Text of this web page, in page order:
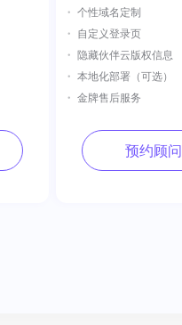
个性域名定制
自定义登录页
隐藏伙伴云版权信息
本地化部署（可选）
金牌售后服务
预约顾问